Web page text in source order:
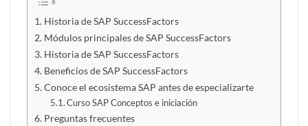
Historia de SAP SuccessFactors
Módulos principales de SAP SuccessFactors
Historia de SAP SuccessFactors
Beneficios de SAP SuccessFactors
Conoce el ecosistema SAP antes de especializarte
Curso SAP Conceptos e iniciación
Preguntas frecuentes